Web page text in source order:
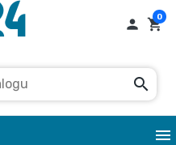
search
 shopping_cart
0
menu